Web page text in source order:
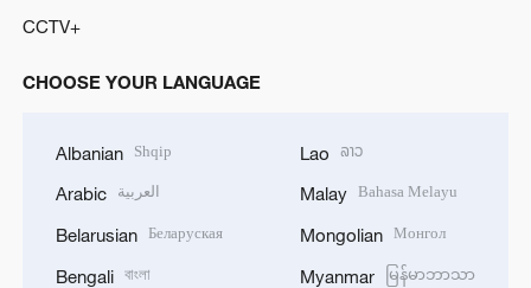
CCTV+
CHOOSE YOUR LANGUAGE
Albanian Shqip
Arabic العربية
Belarusian Беларуская
Bengali বাংলা
Lao ລາວ
Malay Bahasa Melayu
Mongolian Монгол
Myanmar မြန်မာဘာသာ